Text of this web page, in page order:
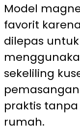
Model
favorit
dilepas
sekeliling
praktis
rumah.